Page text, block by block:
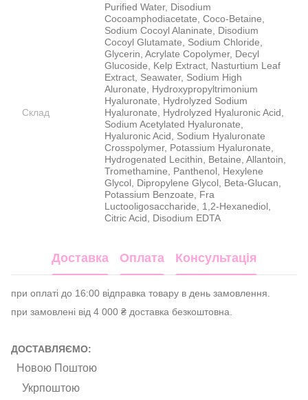
Склад
Purified Water, Disodium
Cocoamphodiacetate, Coco-Betaine,
Sodium Cocoyl Alaninate, Disodium
Cocoyl Glutamate, Sodium Chloride,
Glycerin, Acrylate Copolymer, Decyl
Glucoside, Kelp Extract, Nasturtium Leaf
Extract, Seawater, Sodium High
Aluronate, Hydroxypropyltrimonium
Hyaluronate, Hydrolyzed Sodium
Hyaluronate, Hydrolyzed Hyaluronic Acid,
Sodium Acetylated Hyaluronate,
Hyaluronic Acid, Sodium Hyaluronate
Crosspolymer, Potassium Hyaluronate,
Hydrogenated Lecithin, Betaine, Allantoin,
Tromethamine, Panthenol, Hexylene
Glycol, Dipropylene Glycol, Beta-Glucan,
Potassium Benzoate, Fra
Luctooligosaccharide, 1,2-Hexanediol,
Citric Acid, Disodium EDTA
Доставка Оплата Консультація
при оплаті до 16:00 відправка товару в день замовлення.
при замовлені від 4 000 ₴ доставка безкоштовна.
ДОСТАВЛЯЄМО:
Новою Поштою
Укрпоштою